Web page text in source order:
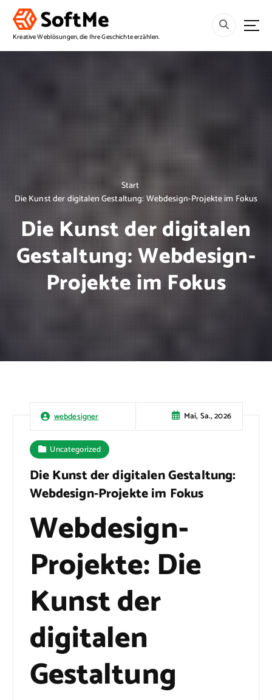
Kreative Weblösungen, die Ihre Geschichte erzählen.
Start
Die Kunst der digitalen Gestaltung: Webdesign-Projekte im Fokus
Die Kunst der digitalen
Gestaltung: Webdesign-
Projekte im Fokus
webdesigner Mai, Sa., 2026
Uncategorized
Die Kunst der digitalen Gestaltung:
Webdesign-Projekte im Fokus
Webdesign-
Projekte: Die
Kunst der
digitalen
Gestaltung